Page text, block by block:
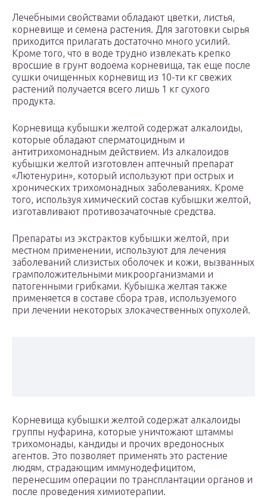
Лечебными свойствами обладают цветки, листья,
корневище и семена растения. Для заготовки сырья
приходится прилагать достаточно много усилий.
Кроме того, что в воде трудно извлекать крепко
вросшие в грунт водоема корневища, так еще после
сушки очищенных корневищ из 10-ти кг свежих
растений получается всего лишь 1 кг сухого
продукта.
Корневища кубышки желтой содержат алкалоиды,
которые обладают сперматоцидным и
антитрихомонадным действием. Из алкалоидов
кубышки желтой изготовлен аптечный препарат
«Лютенурин», который используют при острых и
хронических трихомонадных заболеваниях. Кроме
того, используя химический состав кубышки желтой,
изготавливают противозачаточные средства.
Препараты из экстрактов кубышки желтой, при
местном применении, используют для лечения
заболеваний слизистых оболочек и кожи, вызванных
грамположительными микроорганизмами и
патогенными грибками. Кубышка желтая также
применяется в составе сбора трав, используемого
при лечении некоторых злокачественных опухолей.
Корневища кубышки желтой содержат алкалоиды
группы нуфарина, которые уничтожают штаммы
трихомонады, кандиды и прочих вредоносных
агентов. Это позволяет применять это растение
людям, страдающим иммунодефицитом,
перенесшим операции по трансплантации органов и
после проведения химиотерапии.